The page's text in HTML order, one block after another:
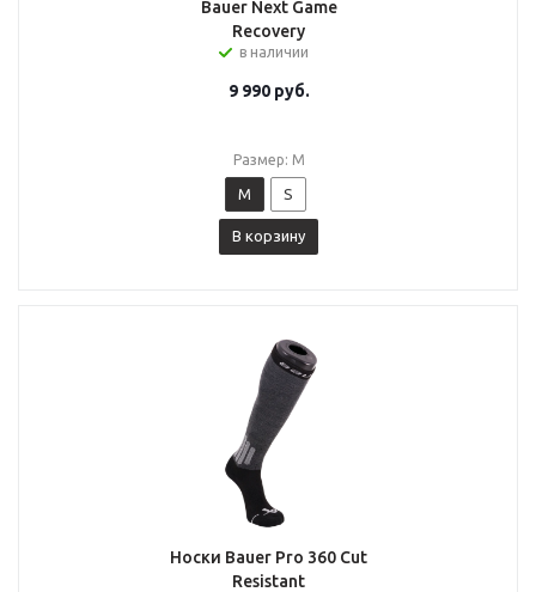
Bauer Next Game
Recovery
в наличии
9 990руб.
Размер: M
M S
В корзину
Носки Bauer Pro 360 Cut
Resistant